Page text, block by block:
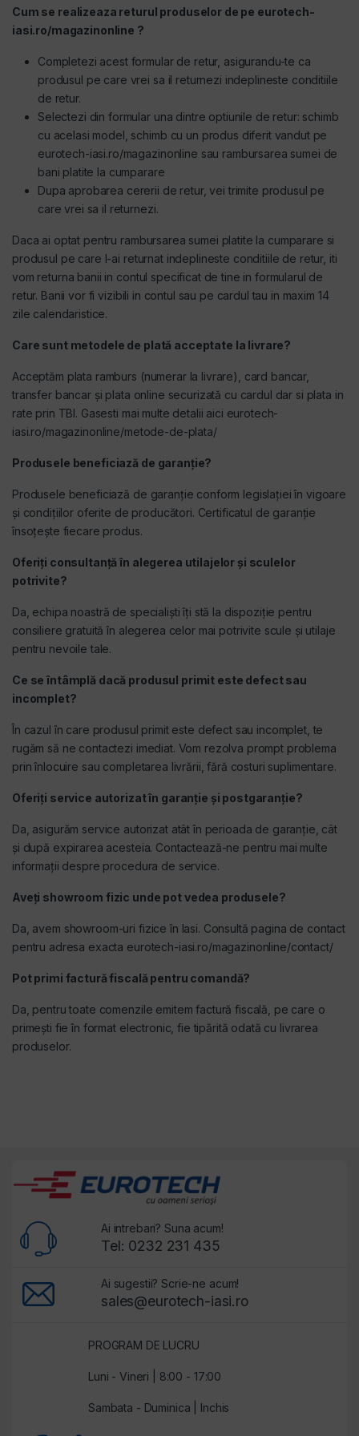
Cum se realizeaza returul produselor de pe eurotech-
iasi.ro/magazinonline ?
Completezi acest formular de retur, asigurandu-te ca
produsul pe care vrei sa il returnezi indeplineste conditiile
de retur.
Selectezi din formular una dintre optiunile de retur: schimb
cu acelasi model, schimb cu un produs diferit vandut pe
eurotech-iasi.ro/magazinonline sau rambursarea sumei de
bani platite la cumparare
Dupa aprobarea cererii de retur, vei trimite produsul pe
care vrei sa il returnezi.
Daca ai optat pentru rambursarea sumei platite la cumparare si
produsul pe care l-ai returnat indeplineste conditiile de retur, iti
vom returna banii in contul specificat de tine in formularul de
retur. Banii vor fi vizibili in contul sau pe cardul tau in maxim 14
zile calendaristice.
Care sunt metodele de plată acceptate la livrare?
Acceptăm plata ramburs (numerar la livrare), card bancar,
transfer bancar și plata online securizată cu cardul dar si plata in
rate prin TBI. Gasesti mai multe detalii aici eurotech-
iasi.ro/magazinonline/metode-de-plata/
Produsele beneficiază de garanție?
Produsele beneficiază de garanție conform legislației în vigoare
și condițiilor oferite de producători. Certificatul de garanție
însoțește fiecare produs.
Oferiți consultanță în alegerea utilajelor și sculelor
potrivite?
Da, echipa noastră de specialiști îți stă la dispoziție pentru
consiliere gratuită în alegerea celor mai potrivite scule și utilaje
pentru nevoile tale.
Ce se întâmplă dacă produsul primit este defect sau
incomplet?
În cazul în care produsul primit este defect sau incomplet, te
rugăm să ne contactezi imediat. Vom rezolva prompt problema
prin înlocuire sau completarea livrării, fără costuri suplimentare.
Oferiți service autorizat în garanție și postgaranție?
Da, asigurăm service autorizat atât în perioada de garanție, cât
și după expirarea acesteia. Contactează-ne pentru mai multe
informații despre procedura de service.
Aveți showroom fizic unde pot vedea produsele?
Da, avem showroom-uri fizice în Iasi. Consultă pagina de contact
pentru adresa exacta eurotech-iasi.ro/magazinonline/contact/
Pot primi factură fiscală pentru comandă?
Da, pentru toate comenzile emitem factură fiscală, pe care o
primești fie în format electronic, fie tipărită odată cu livrarea
produselor.
Ai intrebari? Suna acum!
Tel: 0232 231 435
Ai sugestii? Scrie-ne acum!
sales@eurotech-iasi.ro
PROGRAM DE LUCRU
Luni - Vineri | 8:00 - 17:00
Sambata - Duminica | Inchis